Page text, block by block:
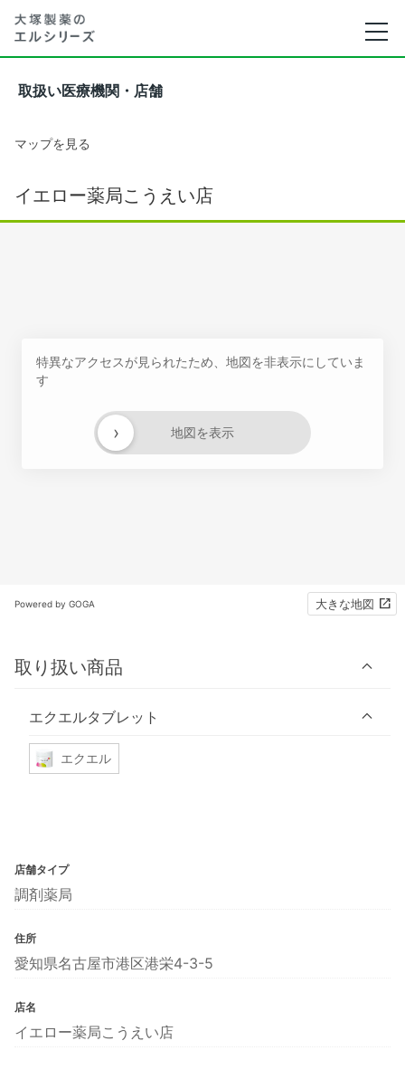
取扱い医療機関・店舗
マップを見る
イエロー薬局こうえい店
特異なアクセスが見られたため、地図を非表示にしていま
す
地図を表示
›
Powered by GOGA 大きな地図
取り扱い商品
エクエルタブレット
エクエル
店舗タイプ
調剤薬局
住所
愛知県名古屋市港区港栄4-3-5
店名
イエロー薬局こうえい店